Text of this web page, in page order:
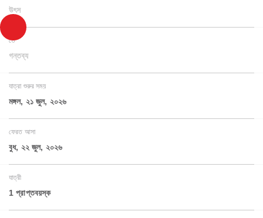
উৎস
তে
গন্তব্য
যাত্রা শুরুর সময়
মঙ্গল, ২১ জুল, ২০২৬
ফেরত আসা
বুধ, ২২ জুল, ২০২৬
যাত্রী
1 প্রাপ্তবয়স্ক